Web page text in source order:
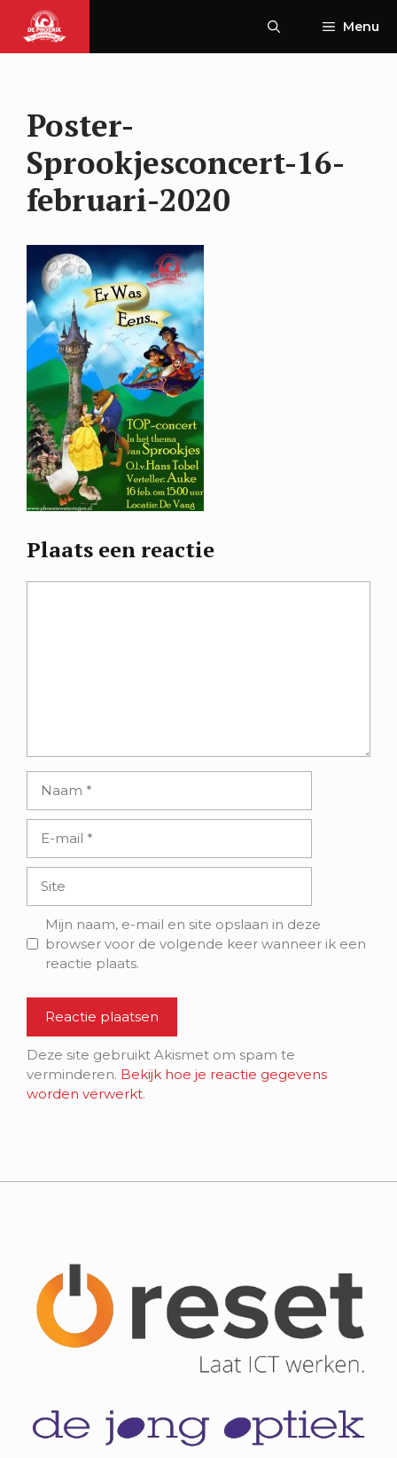
naar
Menu
Poster-
Sprookjesconcert-16-
februari-2020
Plaats een reactie
mail
Mijn naam, e-mail en site opslaan in deze
browser voor de volgende keer wanneer ik een
reactie plaats.
Deze site gebruikt Akismet om spam te
verminderen. Bekijk hoe je reactie gegevens
worden verwerkt.